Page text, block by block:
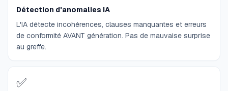
Détection d'anomalies IA
L'IA détecte incohérences, clauses manquantes et erreurs
de conformité AVANT génération. Pas de mauvaise surprise
au greffe.
✅